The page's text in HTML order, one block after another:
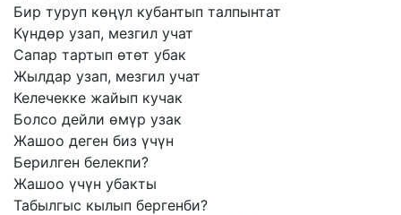
Бир туруп көңүл кубантып талпынтат
Күндөр узап, мезгил учат
Сапар тартып өтөт убак
Жылдар узап, мезгил учат
Келечекке жайып кучак
Болсо дейли өмүр узак
Жашоо деген биз үчүн
Берилген белекпи?
Жашоо үчүн убакты
Табылгыс кылып бергенби?